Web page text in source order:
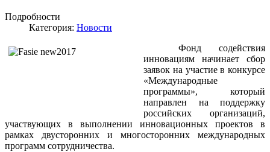
Подробности
Категория: Новости
Фонд содействия
инновациям начинает сбор
заявок на участие в конкурсе
«Международные
программы», который
направлен на поддержку
российских организаций,
участвующих в выполнении инновационных проектов в
рамках двусторонних и многосторонних международных
программ сотрудничества.